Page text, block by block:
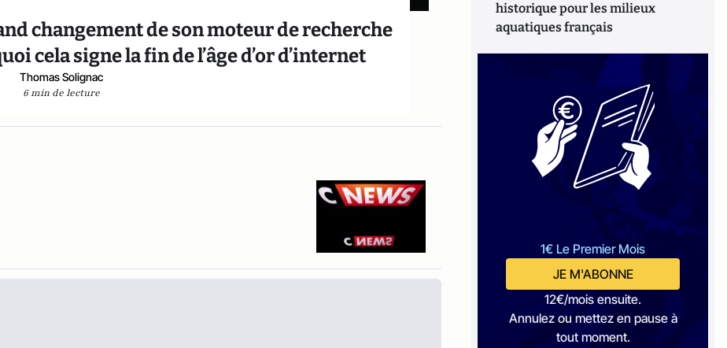
changement de son moteur de recherche
cela signe la fin de l’âge d’or d’internet
Thomas Solignac
6 min de lecture
historique pour les milieux
aquatiques français
1€ Le Premier Mois
JE M'ABONNE
12€/mois ensuite.
Annulez ou mettez en pause à
tout moment.